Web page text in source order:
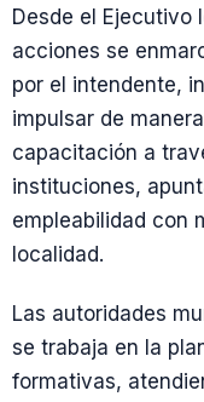
Desde el Ejecutivo
acciones se
por el intendente,
impulsar de
capacitación a
instituciones,
empleabilidad con
localidad.
Las autoridades
se trabaja en la
formativas,